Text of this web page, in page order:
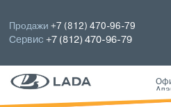
Продажи+7 (812) 470-96-79
Сервис+7 (812) 470-96-79